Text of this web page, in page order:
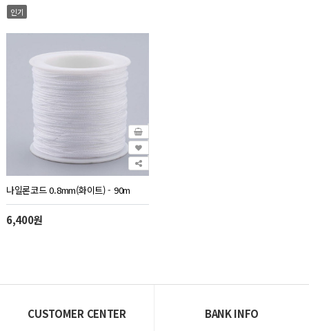
인기
나일론코드 0.8mm(화이트) - 90m
6,400원
CUSTOMER CENTER BANK INFO